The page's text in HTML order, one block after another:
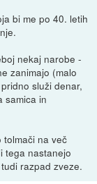
bi me po 40. letih
nekaj narobe -
zanimajo (malo
služi denar,
samica in
tolmači na več
tega nastanejo
razpad zveze.